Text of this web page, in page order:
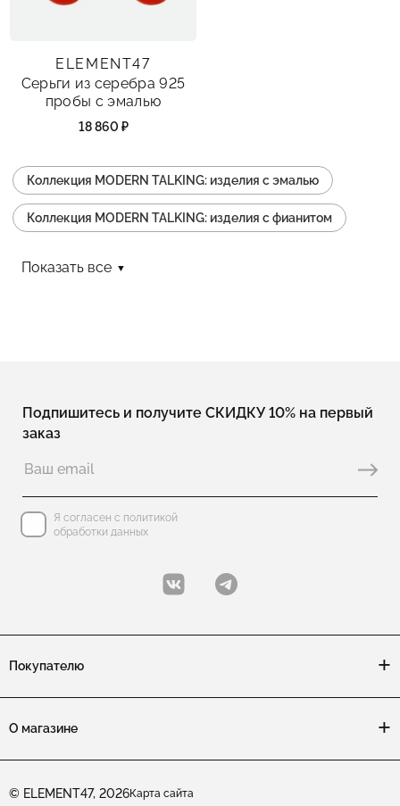
ELEMENT47
Серьги из серебра 925
пробы с эмалью
18 860 ₽
Коллекция MODERN TALKING: изделия с эмалью
Коллекция MODERN TALKING: изделия с фианитом
Коллекция MODERN TALKING: изделия коктейльные
Коллекция MODERN TALKING: изделия с агатом
Коллекция MODERN TALKING: изделия с застежкой карабин
Коллекция MODERN TALKING: изделия серьги-кольца
Коллекция MODERN TALKING: изделия серьги с подвесками
Коллекция MODERN TALKING: изделия колье
Показать все
Подпишитесь и получите СКИДКУ 10% на первый
заказ
Я согласен с политикой
обработки данных
Покупателю
О магазине
© ELEMENT47, 2026Карта сайта